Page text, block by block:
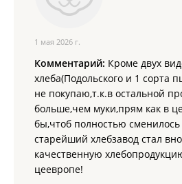
1 мая 2026 г.
Комментарий: Кроме двух
хлеба(Подольского и 1 сорта
не покупаю,т.к.в остальной
больше,чем муки,прям как в
бы,чтоб полностью сменилось
старейший хлебзавод стал
качественную
цеевропе!